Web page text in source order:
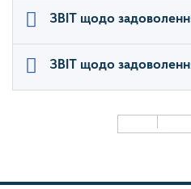
ЗВІТ щодо
ЗВІТ щодо